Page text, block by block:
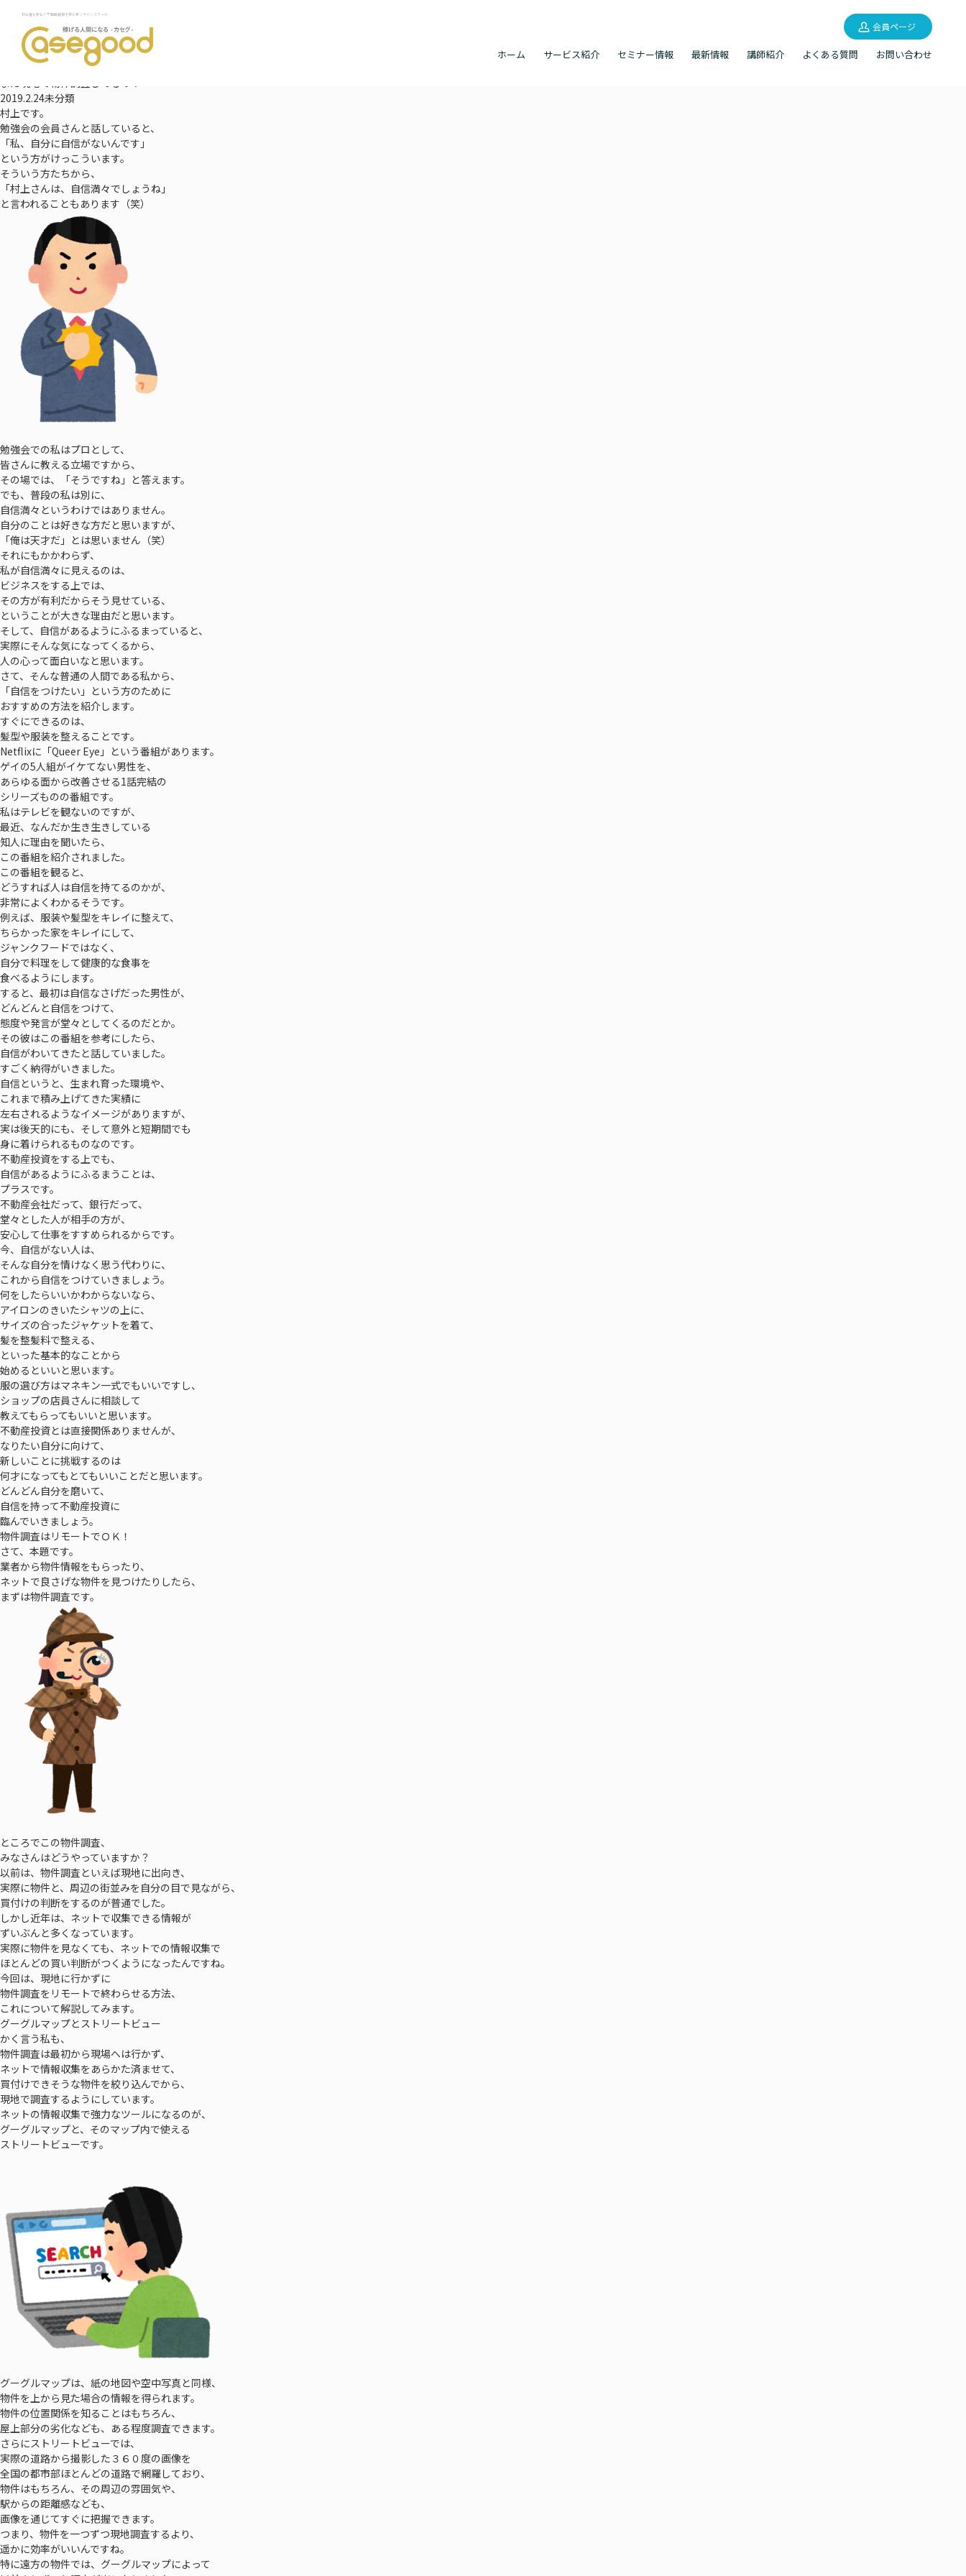
初心者も安心！不動産投資を学ぶオンラインスクール
会員ページ
ホーム サービス紹介 セミナー情報 最新情報 講師紹介 よくある質問 お問い合わせ
まだ現地で物件調査してるの？
NEWS
最新情報
まだ現地で物件調査してるの？
2019.2.24未分類
村上です。
勉強会の会員さんと話していると、
「私、自分に自信がないんです」
という方がけっこういます。
そういう方たちから、
「村上さんは、自信満々でしょうね」
と言われることもあります（笑）
勉強会での私はプロとして、
皆さんに教える立場ですから、
その場では、「そうですね」と答えます。
でも、普段の私は別に、
自信満々というわけではありません。
自分のことは好きな方だと思いますが、
「俺は天才だ」とは思いません（笑）
それにもかかわらず、
私が自信満々に見えるのは、
ビジネスをする上では、
その方が有利だからそう見せている、
ということが大きな理由だと思います。
そして、自信があるようにふるまっていると、
実際にそんな気になってくるから、
人の心って面白いなと思います。
さて、そんな普通の人間である私から、
「自信をつけたい」という方のために
おすすめの方法を紹介します。
すぐにできるのは、
髪型や服装を整えることです。
Netflixに「Queer Eye」という番組があります。
ゲイの5人組がイケてない男性を、
あらゆる面から改善させる1話完結の
シリーズものの番組です。
私はテレビを観ないのですが、
最近、なんだか生き生きしている
知人に理由を聞いたら、
この番組を紹介されました。
この番組を観ると、
どうすれば人は自信を持てるのかが、
非常によくわかるそうです。
例えば、服装や髪型をキレイに整えて、
ちらかった家をキレイにして、
ジャンクフードではなく、
自分で料理をして健康的な食事を
食べるようにします。
すると、最初は自信なさげだった男性が、
どんどんと自信をつけて、
態度や発言が堂々としてくるのだとか。
その彼はこの番組を参考にしたら、
自信がわいてきたと話していました。
すごく納得がいきました。
自信というと、生まれ育った環境や、
これまで積み上げてきた実績に
左右されるようなイメージがありますが、
実は後天的にも、そして意外と短期間でも
身に着けられるものなのです。
不動産投資をする上でも、
自信があるようにふるまうことは、
プラスです。
不動産会社だって、銀行だって、
堂々とした人が相手の方が、
安心して仕事をすすめられるからです。
今、自信がない人は、
そんな自分を情けなく思う代わりに、
これから自信をつけていきましょう。
何をしたらいいかわからないなら、
アイロンのきいたシャツの上に、
サイズの合ったジャケットを着て、
髪を整髪料で整える、
といった基本的なことから
始めるといいと思います。
服の選び方はマネキン一式でもいいですし、
ショップの店員さんに相談して
教えてもらってもいいと思います。
不動産投資とは直接関係ありませんが、
なりたい自分に向けて、
新しいことに挑戦するのは
何才になってもとてもいいことだと思います。
どんどん自分を磨いて、
自信を持って不動産投資に
臨んでいきましょう。
物件調査はリモートでＯＫ！
さて、本題です。
業者から物件情報をもらったり、
ネットで良さげな物件を見つけたりしたら、
まずは物件調査です。
ところでこの物件調査、
みなさんはどうやっていますか？
以前は、物件調査といえば現地に出向き、
実際に物件と、周辺の街並みを自分の目で見ながら、
買付けの判断をするのが普通でした。
しかし近年は、ネットで収集できる情報が
ずいぶんと多くなっています。
実際に物件を見なくても、ネットでの情報収集で
ほとんどの買い判断がつくようになったんですね。
今回は、現地に行かずに
物件調査をリモートで終わらせる方法、
これについて解説してみます。
グーグルマップとストリートビュー
かく言う私も、
物件調査は最初から現場へは行かず、
ネットで情報収集をあらかた済ませて、
買付けできそうな物件を絞り込んでから、
現地で調査するようにしています。
ネットの情報収集で強力なツールになるのが、
グーグルマップと、そのマップ内で使える
ストリートビューです。
グーグルマップは、紙の地図や空中写真と同様、
物件を上から見た場合の情報を得られます。
物件の位置関係を知ることはもちろん、
屋上部分の劣化なども、ある程度調査できます。
さらにストリートビューでは、
実際の道路から撮影した３６０度の画像を
全国の都市部ほとんどの道路で網羅しており、
物件はもちろん、その周辺の雰囲気や、
駅からの距離感なども、
画像を通じてすぐに把握できます。
つまり、物件を一つずつ現地調査するより、
遥かに効率がいいんですね。
特に遠方の物件では、グーグルマップによって